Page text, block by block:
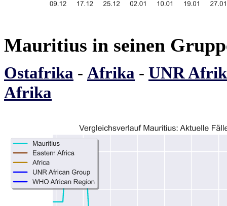
Mauritius in seinen
Ostafrika - Afrika - UNR
Afrika